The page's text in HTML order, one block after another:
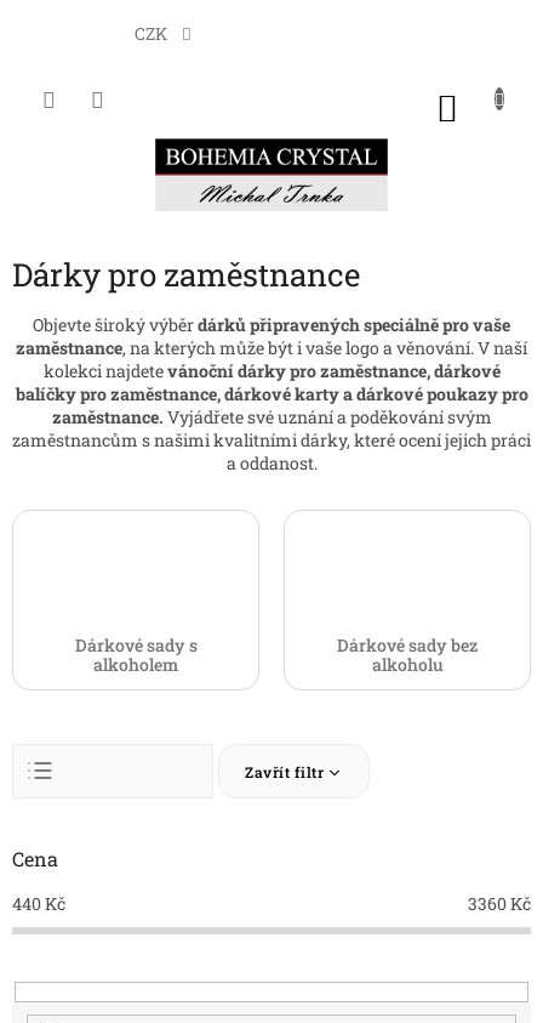
CZK
Dárky pro zaměstnance
Objevte široký výběrdárků připravených speciálně pro vaše
zaměstnance, na kterých může být i vaše logo a věnování. V naší
kolekci najdetevánoční dárky pro zaměstnance, dárkové
balíčky pro zaměstnance, dárkové karty a dárkové poukazy pro
zaměstnance. Vyjádřete své uznání a poděkování svým
zaměstnancům s našimi kvalitními dárky, které ocení jejich práci
a oddanost.
Dárkové sady s
alkoholem
Dárkové sady bez
alkoholu
Ř
n
p
r
d
Nejprodávanější
Zavřít filtr
Cena
440Kč 3360Kč